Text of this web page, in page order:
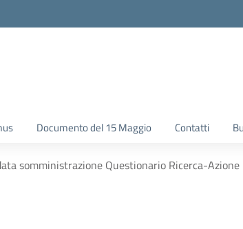
Documento del 15 Maggio Contatti
somministrazione Questionario Ricerca-